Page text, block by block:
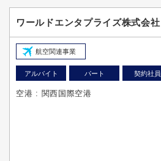
ワールドエンタプライズ株式会社
航空関連事業
アルバイト パート 契約社員
空港 : 関西国際空港